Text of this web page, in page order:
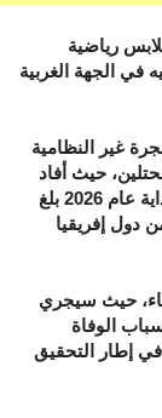
رياضية
في الجهة الغربية
غير النظامية
حيث أفاد
المصدر ذاته بأن عدد الجثث التي عُثر عليها منذ بداية عام 2026 بلغ
دول إفريقيا
حيث سيجري
الوفاة
إطار التحقيق